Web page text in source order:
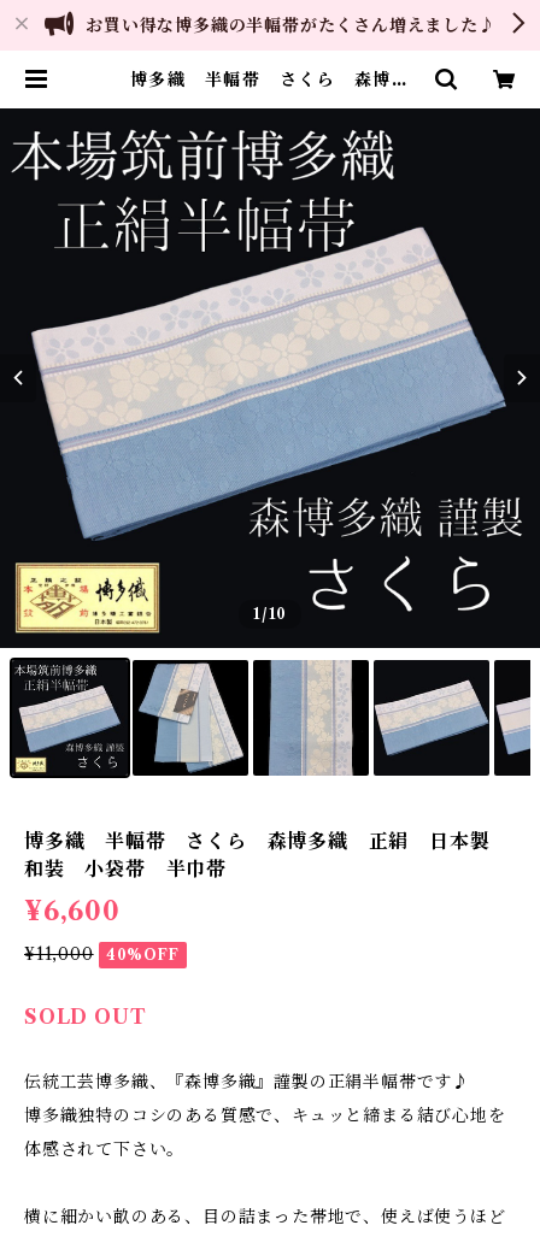
お買い得な博多織の半幅帯がたくさん増えました♪
博多織 半幅帯 さくら 森博多
物 呉服問屋 直販サイト
1/10
博多織 半幅帯 さくら 森博多織 正絹 日本製
和装 小袋帯 半巾帯
¥6,600
¥11,000 40%OFF
SOLD OUT
伝統工芸博多織、『森博多織』謹製の正絹半幅帯です♪
博多織独特のコシのある質感で、キュッと締まる結び心地を
体感されて下さい。
横に細かい畝のある、目の詰まった帯地で、使えば使うほど